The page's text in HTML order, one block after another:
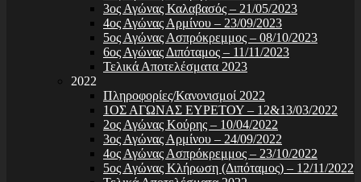
3ος Αγώνας Καλαβασός – 21/05/2023
4ος Αγώνας Αρμίνου – 23/09/2023
5ος Αγώνας Ασπρόκρεμμος – 08/10/2023
6ος Αγώνας Διπόταμος – 11/11/2023
Τελικά Αποτελέσματα 2023
2022
Πληροφορίες/Κανονισμοί 2022
1ΟΣ ΑΓΩΝΑΣ ΕΥΡΕΤΟΥ – 12&13/03/2022
2ος Αγώνας Κούρης – 10/04/2022
3ος Αγώνας Αρμίνου – 24/09/2022
4ος Αγώνας Ασπρόκρεμμος – 23/10/2022
5ος Αγώνας Κλήρωση (Διπόταμος) – 12/11/2022